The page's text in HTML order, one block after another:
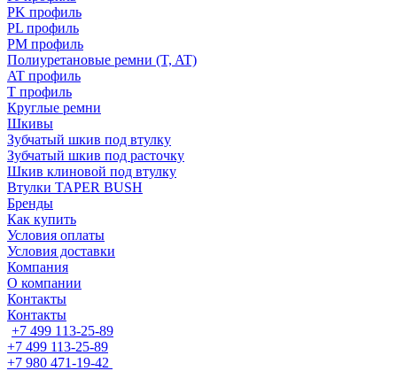
PK профиль
PL профиль
PM профиль
Полиуретановые ремни (T, AT)
AT профиль
T профиль
Круглые ремни
Шкивы
Зубчатый шкив под втулку
Зубчатый шкив под расточку
Шкив клиновой под втулку
Втулки TAPER BUSH
Бренды
Как купить
Условия оплаты
Условия доставки
Компания
О компании
Контакты
Контакты
+7 499 113-25-89
+7 499 113-25-89
+7 980 471-19-42